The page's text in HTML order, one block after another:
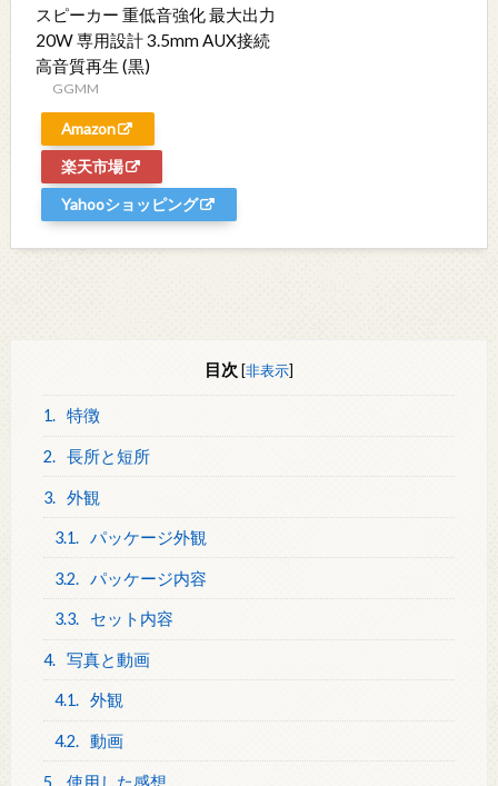
スピーカー 重低音強化 最大出力
20W 専用設計 3.5mm AUX接続
高音質再生 (黒)
GGMM
Amazon
楽天市場
Yahooショッピング
目次 [非表示]
1. 特徴
2. 長所と短所
3. 外観
3.1. パッケージ外観
3.2. パッケージ内容
3.3. セット内容
4. 写真と動画
4.1. 外観
4.2. 動画
5. 使用した感想